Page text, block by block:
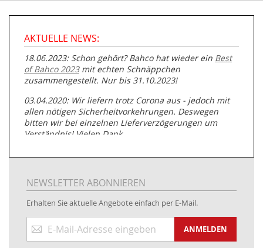
AKTUELLE NEWS:
18.06.2023: Schon gehört? Bahco hat wieder ein Best
of Bahco 2023mit echten Schnäppchen
zusammengestellt. Nur bis 31.10.2023!
03.04.2020: Wir liefern trotz Corona aus - jedoch mit
allen nötigen Sicherheitvorkehrungen. Deswegen
bitten wir bei einzelnen Lieferverzögerungen um
Verständnis! Vielen Dank.
05.07.2019: Neuester Zugang zu unserer
Rohrbearbeitung
01.06.2019: Individuell
bedruckte Kabeltrommeln
www.kabeltrommeln-versand.de/Kabelbedruckung
04.11.2018: Überarbeitung der Corporate Identity (CI)
NEWSLETTER ABONNIEREN
Erhalten Sie aktuelle Angebote einfach per E-Mail.
zum
ANMELDEN